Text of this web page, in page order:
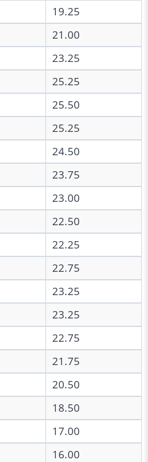
19.25
21.00
23.25
25.25
25.50
25.25
24.50
23.75
23.00
22.50
22.25
22.75
23.25
23.25
22.75
21.75
20.50
18.50
17.00
16.00